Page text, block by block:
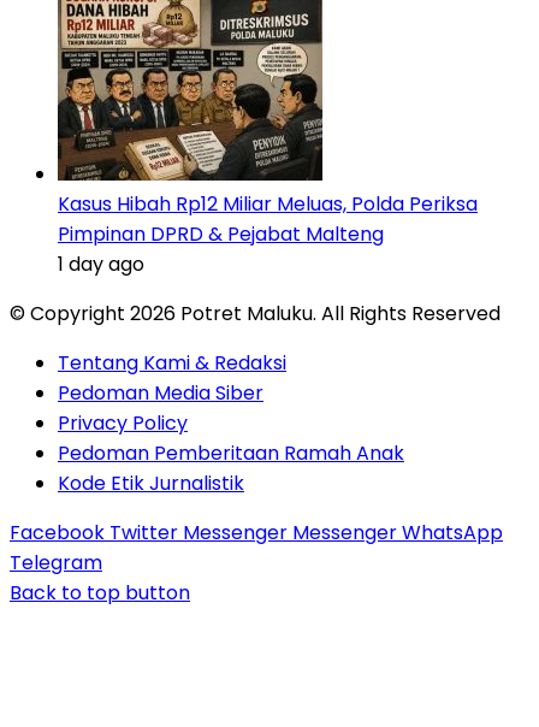
Kasus Hibah Rp12 Miliar Meluas, Polda Periksa
Pimpinan DPRD & Pejabat Malteng
1 day ago
© Copyright 2026 Potret Maluku. All Rights Reserved
Tentang Kami & Redaksi
Pedoman Media Siber
Privacy Policy
Pedoman Pemberitaan Ramah Anak
Kode Etik Jurnalistik
Facebook Twitter Messenger MessengerWhatsApp
Telegram
Back to top button